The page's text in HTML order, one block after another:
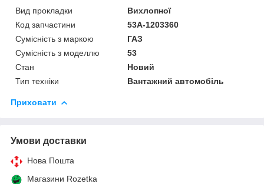
Вид прокладки
Вихлопної
Код запчастини
53А-1203360
Сумісність з маркою
ГАЗ
Сумісність з моделлю
53
Стан
Новий
Тип техніки
Вантажний автомобіль
Приховати
Умови доставки
Нова Пошта
Магазини Rozetka